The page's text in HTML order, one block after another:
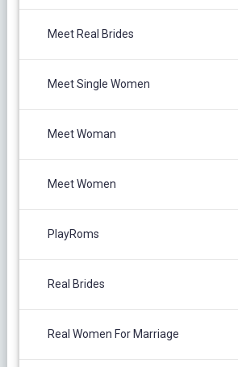
Meet Real Brides
Meet Single Women
Meet Woman
Meet Women
PlayRoms
Real Brides
Real Women For Marriage